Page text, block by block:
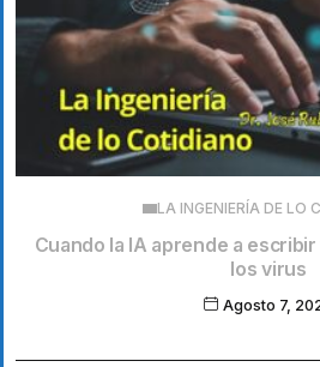
LA INGENIERÍA DE LO
Cuando la IA aprende a
los virus
Agosto 7,